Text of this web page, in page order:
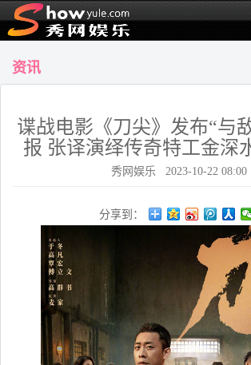
资讯
谍战电影《刀尖》发布“与
报 张译演绎传奇特工金深
秀网娱乐 2023-10-22 08:00
分享到：